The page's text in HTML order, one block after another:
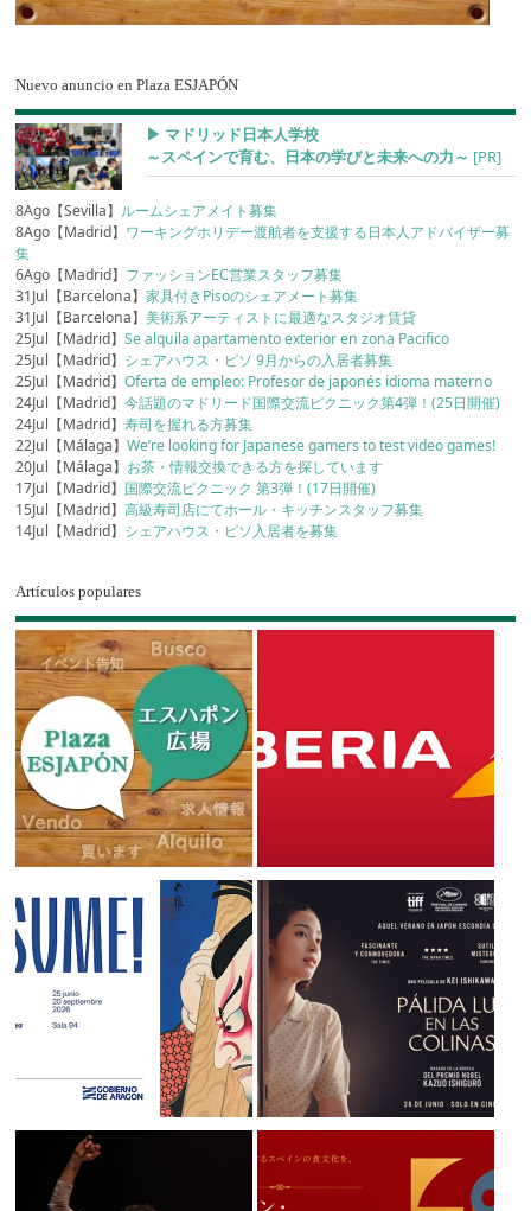
Nuevo anuncio en Plaza ESJAPÓN
▶︎ マドリッド日本人学校
～スペインで育む、日本の学びと未来への力～ [PR]
8Ago【Sevilla】 ルームシェアメイト募集
8Ago【Madrid】 ワーキングホリデー渡航者を支援する日本人アドバイザー募
集
6Ago【Madrid】 ファッションEC営業スタッフ募集
31Jul【Barcelona】家具付きPisoのシェアメート募集
31Jul【Barcelona】美術系アーティストに最適なスタジオ賃貸
25Jul【Madrid】Se alquila apartamento exterior en zona Pacifico
25Jul【Madrid】 シェアハウス・ピソ 9月からの入居者募集
25Jul【Madrid】Oferta de empleo: Profesor de japonés idioma materno
24Jul【Madrid】今話題のマドリード国際交流ピクニック第4弾！(25日開催)
24Jul【Madrid】寿司を握れる方募集
22Jul【Málaga】We’re looking for Japanese gamers to test video games!
20Jul【Málaga】 お茶・情報交換できる方を探しています
17Jul【Madrid】 国際交流ピクニック 第3弾！(17日開催)
15Jul【Madrid】高級寿司店にてホール・キッチンスタッフ募集
14Jul【Madrid】 シェアハウス・ピソ入居者を募集
Artículos populares